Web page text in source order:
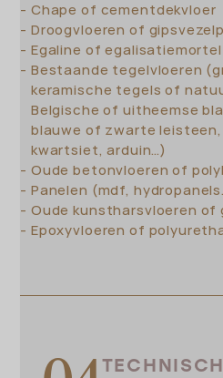
Chape of cementdekvloer
Droogvloeren of
Egaline of egalisatiemortel
Bestaande tegelvloeren
keramische tegels of
Belgische of uitheemse
blauwe of zwarte
kwartsiet, arduin…)
Oude betonvloeren of
Panelen (mdf,
Oude kunstharsvloeren of
Epoxyvloeren of